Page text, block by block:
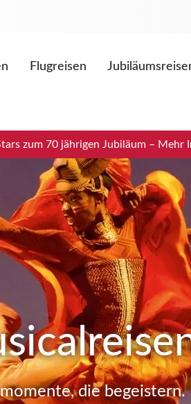
Flugreisen
zum 70 jährigen Jubiläum – Mehr
die begeistern.